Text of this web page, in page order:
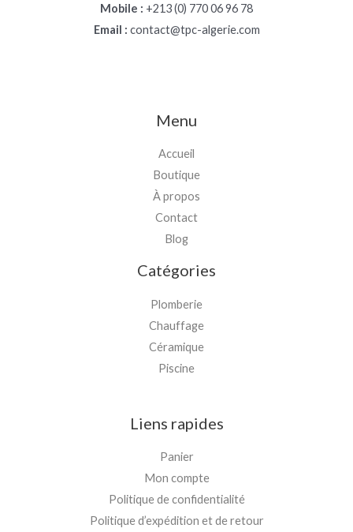
Mobile : +213 (0) 770 06 96 78
Email : contact@tpc-algerie.com
Menu
Accueil
Boutique
À propos
Contact
Blog
Catégories
Plomberie
Chauffage
Céramique
Piscine
Liens rapides
Panier
Mon compte
Politique de confidentialité
Politique d’expédition et de retour